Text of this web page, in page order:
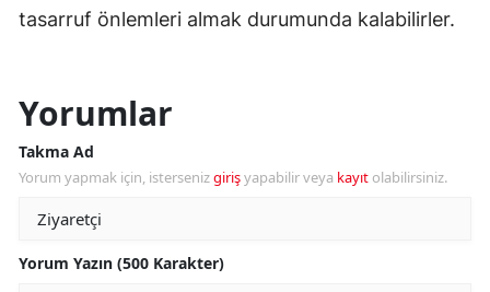
tasarruf önlemleri almak durumunda kalabilirler.
Yorumlar
Takma Ad
Yorum yapmak için, istersenizgirişyapabilir veya kayıt olabilirsiniz.
Yorum Yazın (500 Karakter)